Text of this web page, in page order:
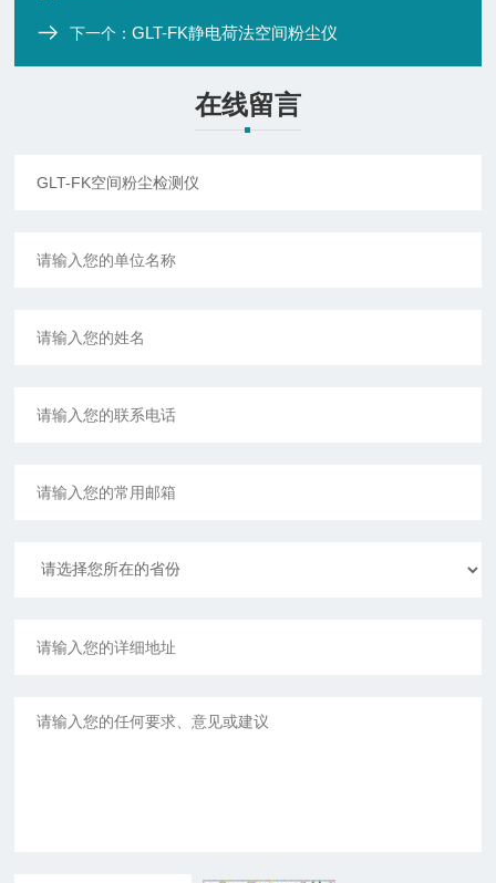
下一个：GLT-FK静电荷法空间粉尘仪
在线留言